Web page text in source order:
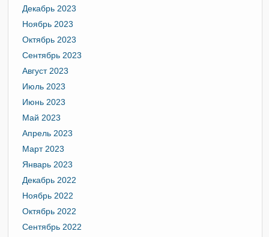
Декабрь 2023
Ноябрь 2023
Октябрь 2023
Сентябрь 2023
Август 2023
Июль 2023
Июнь 2023
Май 2023
Апрель 2023
Март 2023
Январь 2023
Декабрь 2022
Ноябрь 2022
Октябрь 2022
Сентябрь 2022